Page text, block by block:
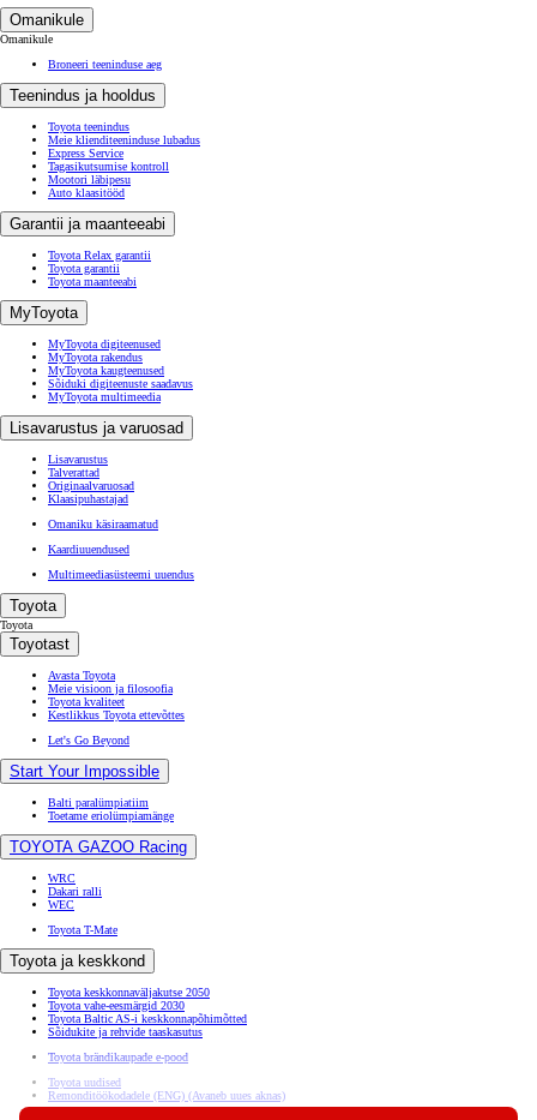
Omanikule
Omanikule
Broneeri teeninduse aeg
Teenindus ja hooldus
Toyota teenindus
Meie klienditeeninduse lubadus
Express Service
Tagasikutsumise kontroll
Mootori läbipesu
Auto klaasitööd
Garantii ja maanteeabi
Toyota Relax garantii
Toyota garantii
Toyota maanteeabi
MyToyota
MyToyota digiteenused
MyToyota rakendus
MyToyota kaugteenused
Sõiduki digiteenuste saadavus
MyToyota multimeedia
Lisavarustus ja varuosad
Lisavarustus
Talverattad
Originaalvaruosad
Klaasipuhastajad
Omaniku käsiraamatud
Kaardiuuendused
Multimeediasüsteemi uuendus
Toyota
Toyota
Toyotast
Avasta Toyota
Meie visioon ja filosoofia
Toyota kvaliteet
Kestlikkus Toyota ettevõttes
Let's Go Beyond
Start Your Impossible
Balti paralümpiatiim
Toetame eriolümpiamänge
TOYOTA GAZOO Racing
WRC
Dakari ralli
WEC
Toyota T-Mate
Toyota ja keskkond
Toyota keskkonnaväljakutse 2050
Toyota vahe-eesmärgid 2030
Toyota Baltic AS-i keskkonnapõhimõtted
Sõidukite ja rehvide taaskasutus
Toyota brändikaupade e-pood
Toyota uudised
Remonditöökodadele (ENG) (Avaneb uues aknas)